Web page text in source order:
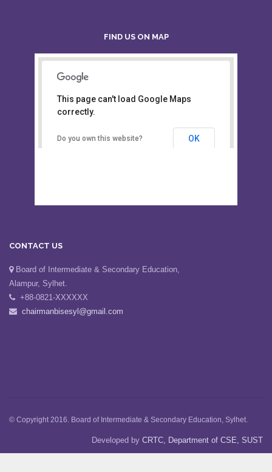
FIND US ON MAP
Secondary Education, Alampur,
correctly.
CONTACT US
Board of Intermediate & Secondary Education,
Alampur, Sylhet.
© Copyright 2016. Board of Intermediate & Secondary Education, Sylhet.